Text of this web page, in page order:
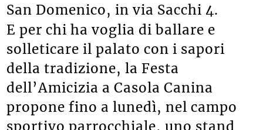
San Domenico, in via Sacchi 4.
E per chi ha voglia di ballare e
solleticare il palato con i sapori
della tradizione, la Festa
dell’Amicizia a Casola Canina
propone fino a lunedì, nel campo
sportivo parrocchiale, uno stand